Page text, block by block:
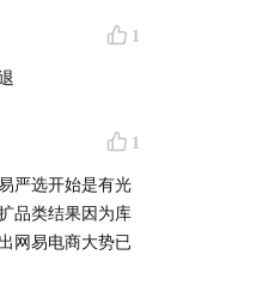
1
1
严选开始是有光
品类结果因为库
网易电商大势已